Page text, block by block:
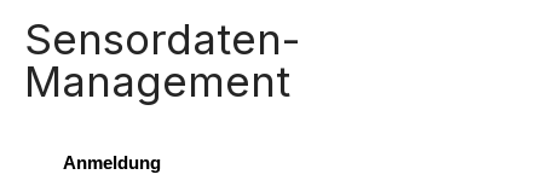
Sensordaten-
Management
Anmeldung